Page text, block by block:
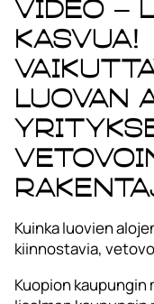
Video –
Kasvua!
Luovan
Kuinka luovien
kiinnostavia,
Kuopion kaupungin